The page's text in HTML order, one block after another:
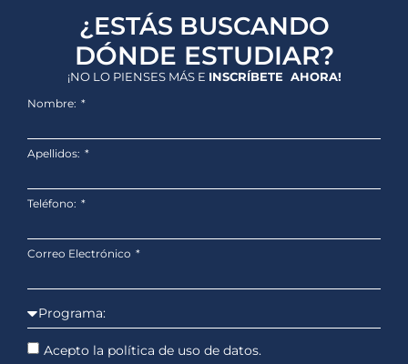
¿ESTÁS BUSCANDO
DÓNDE ESTUDIAR?
¡NO LO PIENSES MÁS E INSCRÍBETE AHORA!
Nombre:
Apellidos:
Teléfono:
Correo Electrónico
Acepto la política de uso de datos.